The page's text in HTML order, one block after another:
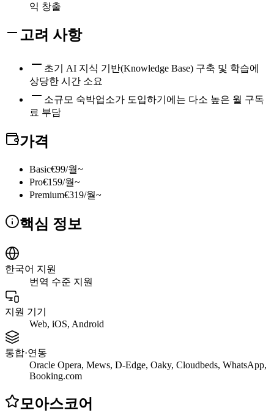
익 창출
고려 사항
초기 AI 지식 기반(Knowledge Base) 구축 및 학습에
상당한 시간 소요
소규모 숙박업소가 도입하기에는 다소 높은 월 구독
료 부담
가격
Basic€99/월~
Pro€159/월~
Premium€319/월~
핵심 정보
한국어 지원
번역 수준 지원
지원 기기
Web, iOS, Android
통합·연동
Oracle Opera, Mews, D-Edge, Oaky, Cloudbeds, WhatsApp,
Booking.com
모아스코어